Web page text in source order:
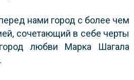
нами город с более чем
сочетающий в себе черты
любви Марка Шагала